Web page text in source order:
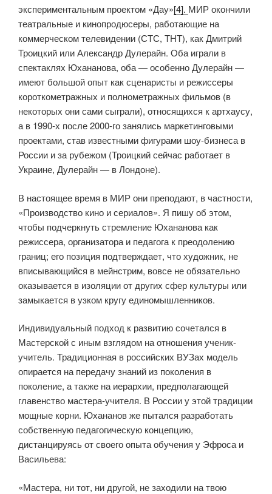
экспериментальным проектом «Дау»[4]. МИР окончили
театральные и кинопродюсеры, работающие на
коммерческом телевидении (СТС, ТНТ), как Дмитрий
Троицкий или Александр Дулерайн. Оба играли в
спектаклях Юхананова, оба — особенно Дулерайн —
имеют большой опыт как сценаристы и режиссеры
короткометражных и полнометражных фильмов (в
некоторых они сами сыграли), относящихся к артхаусу,
а в 1990-х после 2000-го занялись маркетинговыми
проектами, став известными фигурами шоу-бизнеса в
России и за рубежом (Троицкий сейчас работает в
Украине, Дулерайн — в Лондоне).
В настоящее время в МИР они преподают, в частности,
«Производство кино и сериалов». Я пишу об этом,
чтобы подчеркнуть стремление Юхананова как
режиссера, организатора и педагога к преодолению
границ; его позиция подтверждает, что художник, не
вписывающийся в мейнстрим, вовсе не обязательно
оказывается в изоляции от других сфер культуры или
замыкается в узком кругу единомышленников.
Индивидуальный подход к развитию сочетался в
Мастерской с иным взглядом на отношения ученик-
учитель. Традиционная в российских ВУЗах модель
опирается на передачу знаний из поколения в
поколение, а также на иерархии, предполагающей
главенство мастера-учителя. В России у этой традиции
мощные корни. Юхананов же пытался разработать
собственную педагогическую концепцию,
дистанцируясь от своего опыта обучения у Эфроса и
Васильева:
«Мастера, ни тот, ни другой, не заходили на твою